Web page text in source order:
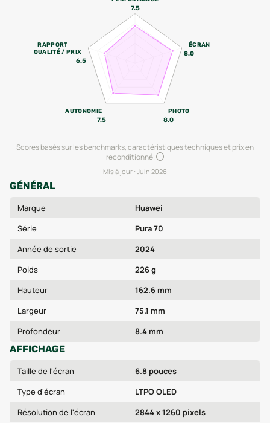
7.5
ÉCRAN
8.0
PHOTO
8.0
AUTONOMIE
7.5
RAPPORT
QUALITÉ / PRIX
6.5
Scores basés sur les benchmarks, caractéristiques techniques et prix en
reconditionné.
Mis à jour : Juin 2026
GÉNÉRAL
Marque
Huawei
Série
Pura 70
Année de sortie
2024
Poids
226 g
Hauteur
162.6 mm
Largeur
75.1 mm
Profondeur
8.4 mm
AFFICHAGE
Taille de l'écran
6.8 pouces
Type d'écran
LTPO OLED
Résolution de l'écran
2844 x 1260 pixels